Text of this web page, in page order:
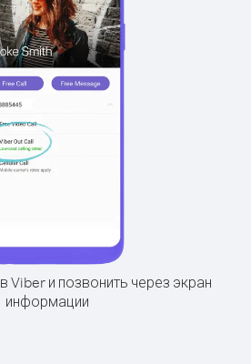
Viber и позвонить через экран
информации